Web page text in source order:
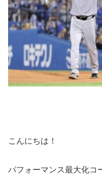
こんにちは！
パフォーマンス最大化コ